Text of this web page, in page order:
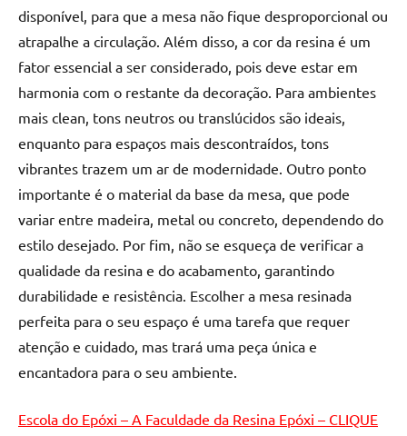
disponível, para que a mesa não fique desproporcional ou
atrapalhe a circulação. Além disso, a cor da resina é um
fator essencial a ser considerado, pois deve estar em
harmonia com o restante da decoração. Para ambientes
mais clean, tons neutros ou translúcidos são ideais,
enquanto para espaços mais descontraídos, tons
vibrantes trazem um ar de modernidade. Outro ponto
importante é o material da base da mesa, que pode
variar entre madeira, metal ou concreto, dependendo do
estilo desejado. Por fim, não se esqueça de verificar a
qualidade da resina e do acabamento, garantindo
durabilidade e resistência. Escolher a mesa resinada
perfeita para o seu espaço é uma tarefa que requer
atenção e cuidado, mas trará uma peça única e
encantadora para o seu ambiente.
Escola do Epóxi – A Faculdade da Resina Epóxi – CLIQUE